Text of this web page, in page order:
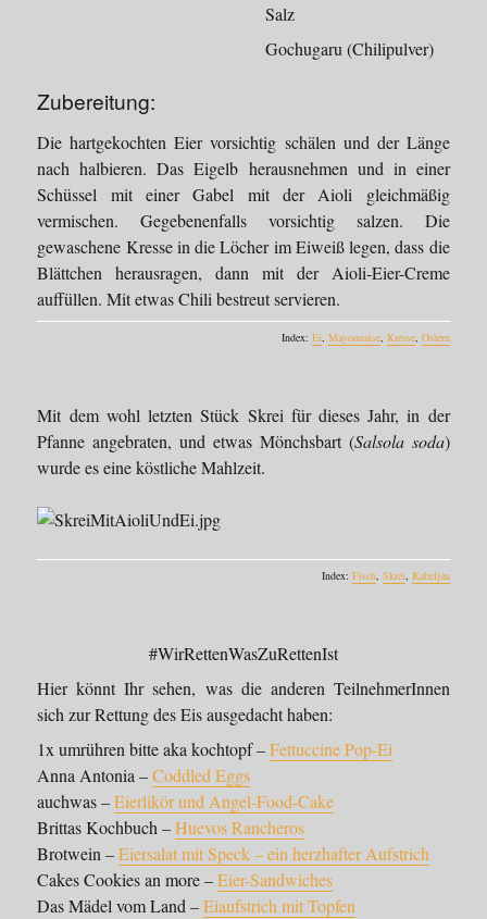
Salz
Gochugaru (Chilipulver)
Zubereitung:
Die hartgekochten Eier vorsichtig schälen und der Länge
nach halbieren. Das Eigelb herausnehmen und in einer
Schüssel mit einer Gabel mit der Aioli gleichmäßig
vermischen. Gegebenenfalls vorsichtig salzen. Die
gewaschene Kresse in die Löcher im Eiweiß legen, dass die
Blättchen herausragen, dann mit der Aioli-Eier-Creme
auffüllen. Mit etwas Chili bestreut servieren.
Index: Ei, Mayonnaise, Kresse, Ostern
Mit dem wohl letzten Stück Skrei für dieses Jahr, in der
Pfanne angebraten, und etwas Mönchsbart (Salsola soda)
wurde es eine köstliche Mahlzeit.
Index: Fisch, Skrei, Kabeljau
#WirRettenWasZuRettenIst
Hier könnt Ihr sehen, was die anderen TeilnehmerInnen
sich zur Rettung des Eis ausgedacht haben:
1x umrühren bitte aka kochtopf –Fettuccine Pop-Ei
Anna Antonia –Coddled Eggs
auchwas –Eierlikör und Angel-Food-Cake
Brittas Kochbuch –Huevos Rancheros
Brotwein –Eiersalat mit Speck – ein herzhafter Aufstrich
Cakes Cookies an more –Eier-Sandwiches
Das Mädel vom Land –Eiaufstrich mit Topfen